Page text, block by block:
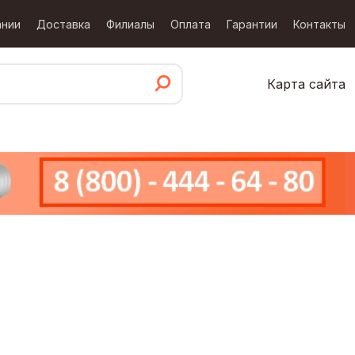
Доставка Филиалы Оплата Гарантии Контакты
Карта сайта